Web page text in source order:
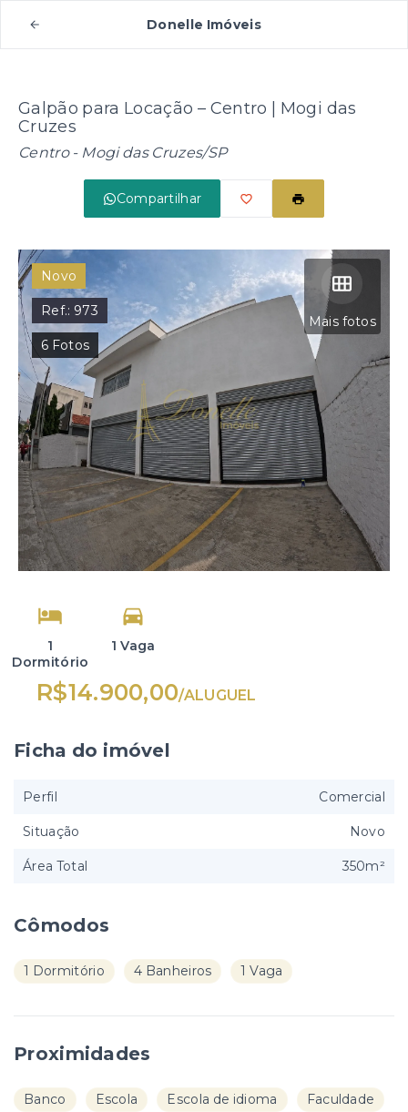
Donelle Imóveis
Galpão para Locação – Centro | Mogi das
Cruzes
Centro - Mogi das Cruzes/SP
Compartilhar
Mais fotos
Novo
Ref.: 973
6 Fotos
1
Dormitório
1 Vaga
R$14.900,00/ALUGUEL
Cômodos
1 Dormitório 4 Banheiros 1 Vaga
Proximidades
Banco Escola Escola de idioma Faculdade
Ficha do imóvel
Perfil Comercial
Situação Novo
Área Total 350m²